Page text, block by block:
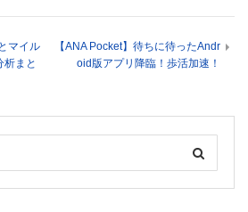
マイル
析まと
【ANA Pocket】待ちに待ったAndr
oid版アプリ降臨！歩活加速！